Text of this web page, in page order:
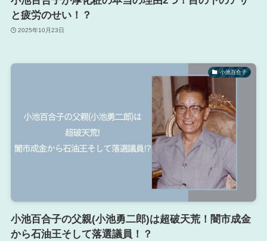
と疲労のせい！？
2025年10月23日
小池百合子
小池百合子の父親(小池勇二郎)は超破天荒！闇市成金
から石油王そして落選議員！？